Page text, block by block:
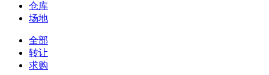
仓库
场地
全部
转让
求购